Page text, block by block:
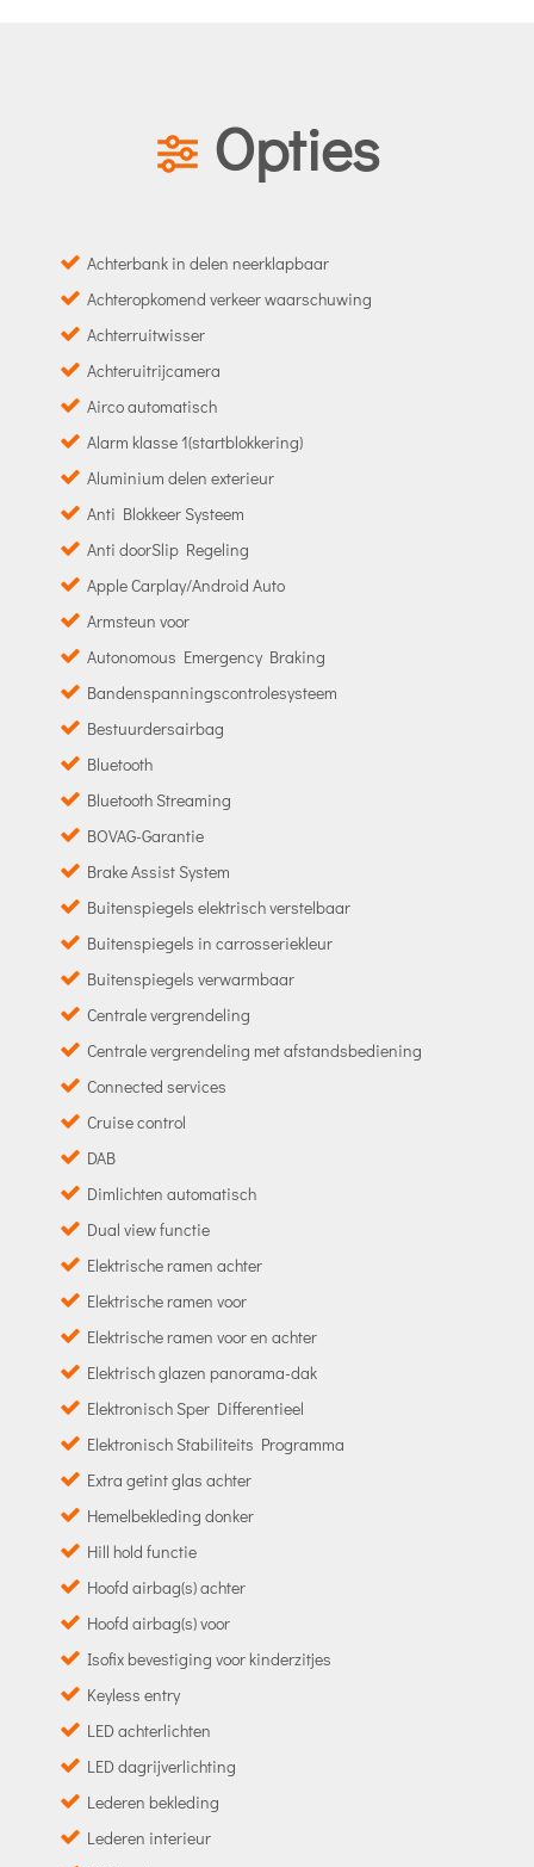
Opties
Achterbank in delen neerklapbaar
Achteropkomend verkeer waarschuwing
Achterruitwisser
Achteruitrijcamera
Airco automatisch
Alarm klasse 1(startblokkering)
Aluminium delen exterieur
Anti Blokkeer Systeem
Anti doorSlip Regeling
Apple Carplay/Android Auto
Armsteun voor
Autonomous Emergency Braking
Bandenspanningscontrolesysteem
Bestuurdersairbag
Bluetooth
Bluetooth Streaming
BOVAG-Garantie
Brake Assist System
Buitenspiegels elektrisch verstelbaar
Buitenspiegels in carrosseriekleur
Buitenspiegels verwarmbaar
Centrale vergrendeling
Centrale vergrendeling met afstandsbediening
Connected services
Cruise control
DAB
Dimlichten automatisch
Dual view functie
Elektrische ramen achter
Elektrische ramen voor
Elektrische ramen voor en achter
Elektrisch glazen panorama-dak
Elektronisch Sper Differentieel
Elektronisch Stabiliteits Programma
Extra getint glas achter
Hemelbekleding donker
Hill hold functie
Hoofd airbag(s) achter
Hoofd airbag(s) voor
Isofix bevestiging voor kinderzitjes
Keyless entry
LED achterlichten
LED dagrijverlichting
Lederen bekleding
Lederen interieur